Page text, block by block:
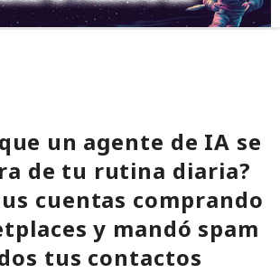
un agente de IA se
de tu rutina diaria?
cuentas comprando
y mandó spam
tus contactos